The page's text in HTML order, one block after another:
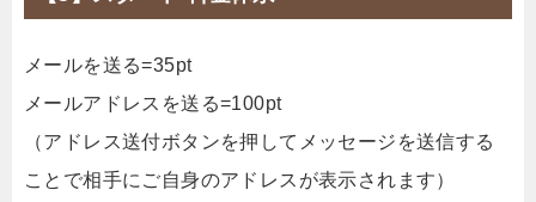
メールを送る=35pt
メールアドレスを送る=100pt
（アドレス送付ボタンを押してメッセージを送信する
ことで相手にご自身のアドレスが表示されます）